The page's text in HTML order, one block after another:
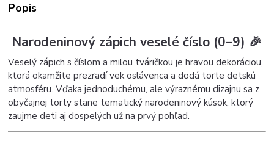
Popis
Narodeninový zápich veselé číslo (0–9) 🎉
Veselý zápich s číslom a milou tváričkou je hravou dekoráciou,
ktorá okamžite prezradí vek oslávenca a dodá torte detskú
atmosféru. Vďaka jednoduchému, ale výraznému dizajnu sa z
obyčajnej torty stane tematický narodeninový kúsok, ktorý
zaujme deti aj dospelých už na prvý pohľad.